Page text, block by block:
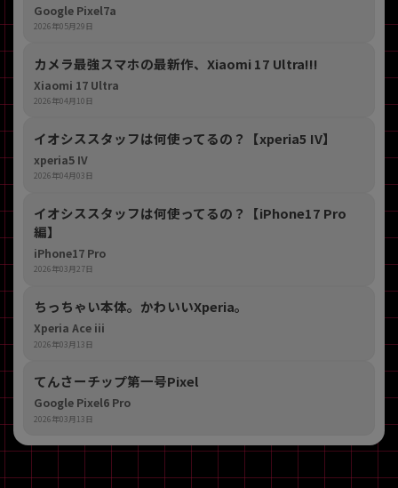
Google Pixel7a
2026年05月29日
カメラ最強スマホの最新作、Xiaomi 17 Ultra!!!
Xiaomi 17 Ultra
2026年04月10日
イオシススタッフは何使ってるの？【xperia5 IV】
xperia5 IV
2026年04月03日
イオシススタッフは何使ってるの？【iPhone17 Pro
編】
iPhone17 Pro
2026年03月27日
ちっちゃい本体。かわいいXperia。
Xperia Ace iii
2026年03月13日
てんさーチップ第一号Pixel
Google Pixel6 Pro
2026年03月13日